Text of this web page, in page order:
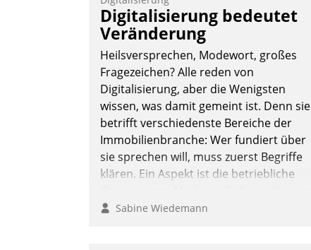
Vernetzungsideen fürs Quartier.
Dazwischen zeigte Datatrain, was es
Neues zu bieten hat.
Nadja Hußmann
Digitalisierung bedeutet
Veränderung
Heilsversprechen, Modewort, großes
Fragezeichen? Alle reden von
Digitalisierung, aber die Wenigsten
wissen, was damit gemeint ist. Denn sie
betrifft verschiedenste Bereiche der
Immobilienbranche: Wer fundiert über
sie sprechen will, muss zuerst Begriffe
klären. Ein Aspekt ist die betriebliche
ermöglichen große Einsparungen durch
Sabine Wiedemann